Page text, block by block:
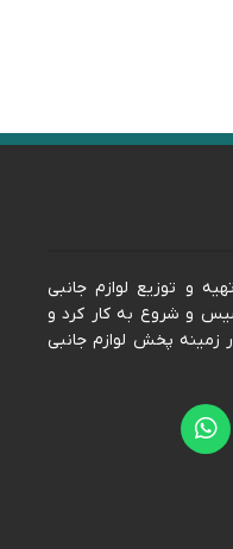
و توزيع لوازم جانبی
و موبايل در سال ١٣٨٢ تأسيس و شروع به كار كرد و
زمينه پخش لوازم جانبی